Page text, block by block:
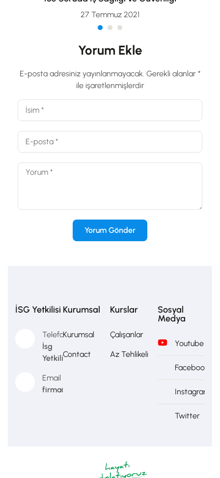
27 Temmuz 2021
Yorum Ekle
E-posta adresiniz yayınlanmayacak. Gerekli alanlar *
ile işaretlenmişlerdir
İSG Yetkilisi
Telefon
İsg
Yetkilisi
Email
firma@firma.com
Kurumsal
Kurumsal
Contact
Kurslar
Çalışanlar
Az Tehlikeli
Sosyal
Medya
Youtube
Facebook
Instagram
Twitter